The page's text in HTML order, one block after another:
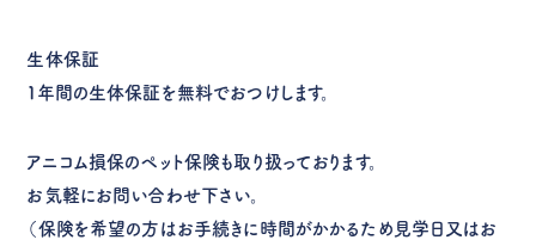
生体保証
１年間の生体保証を無料でおつけします。
アニコム損保のペット保険も取り扱っております。
お気軽にお問い合わせ下さい。
（保険を希望の方はお手続きに時間がかかるため見学日又はお